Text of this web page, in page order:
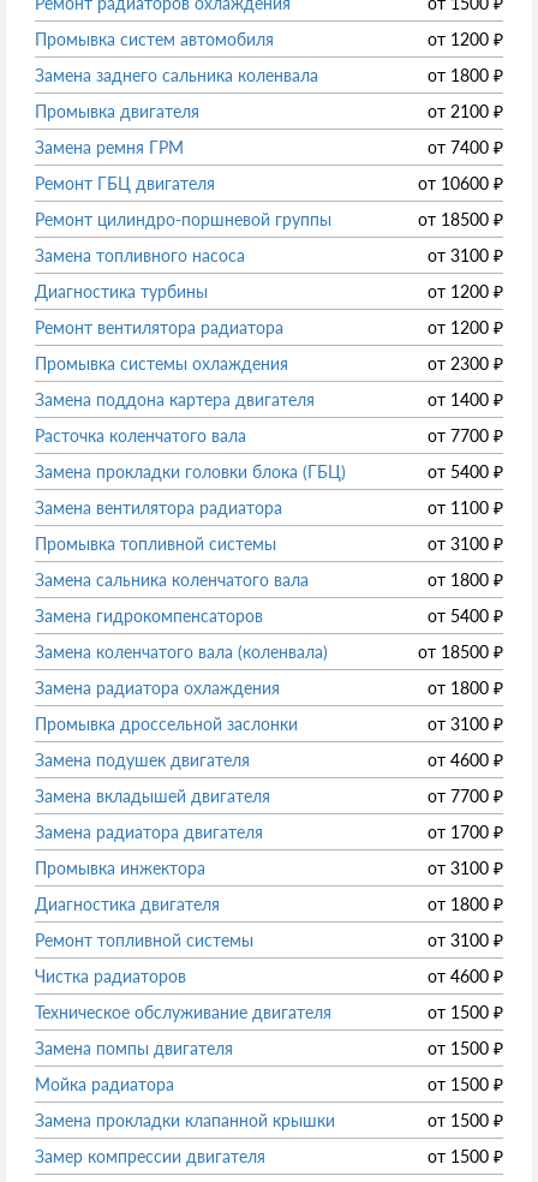
Промывка систем автомобиля
от 1200 ₽
Замена заднего сальника коленвала
от 1800 ₽
Промывка двигателя
от 2100 ₽
Замена ремня ГРМ
от 7400 ₽
Ремонт ГБЦ двигателя
от 10600 ₽
Ремонт цилиндро-поршневой группы
от 18500 ₽
Замена топливного насоса
от 3100 ₽
Диагностика турбины
от 1200 ₽
Ремонт вентилятора радиатора
от 1200 ₽
Промывка системы охлаждения
от 2300 ₽
Замена поддона картера двигателя
от 1400 ₽
Расточка коленчатого вала
от 7700 ₽
Замена прокладки головки блока (ГБЦ)
от 5400 ₽
Замена вентилятора радиатора
от 1100 ₽
Промывка топливной системы
от 3100 ₽
Замена сальника коленчатого вала
от 1800 ₽
Замена гидрокомпенсаторов
от 5400 ₽
Замена коленчатого вала (коленвала)
от 18500 ₽
Замена радиатора охлаждения
от 1800 ₽
Промывка дроссельной заслонки
от 3100 ₽
Замена подушек двигателя
от 4600 ₽
Замена вкладышей двигателя
от 7700 ₽
Замена радиатора двигателя
от 1700 ₽
Промывка инжектора
от 3100 ₽
Диагностика двигателя
от 1800 ₽
Ремонт топливной системы
от 3100 ₽
Чистка радиаторов
от 4600 ₽
Техническое обслуживание двигателя
от 1500 ₽
Замена помпы двигателя
от 1500 ₽
Мойка радиатора
от 1500 ₽
Замена прокладки клапанной крышки
от 1500 ₽
Замер компрессии двигателя
от 1500 ₽